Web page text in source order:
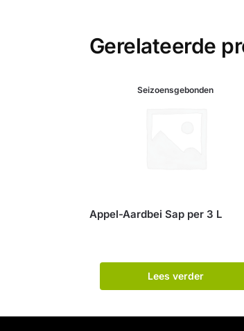
Gerelateerde
Seizoensgebonden
Appel-Aardbei Sap per 3 L
Lees verder